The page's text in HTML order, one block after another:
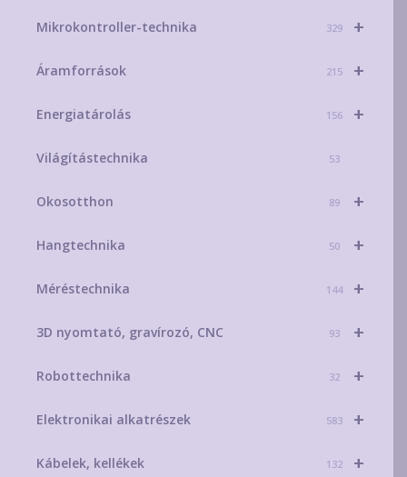
+
Mikrokontroller-technika 329
+
Áramforrások 215
+
Energiatárolás 156
Világítástechnika 53
+
Okosotthon 89
+
Hangtechnika 50
+
Méréstechnika 144
+
3D nyomtató, gravírozó, CNC 93
+
Robottechnika 32
+
Elektronikai alkatrészek 583
+
Kábelek, kellékek 132